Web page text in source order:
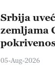
Srbija
zemljama
veća od
05-Aug-2026